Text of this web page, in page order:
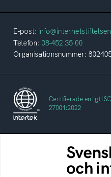
E-post:
Telefon: 08-452 35 00
Organisationsnummer:
Certifierade enligt
27001:2022
En årlig studie